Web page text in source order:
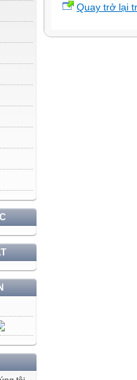
Quay trở lại